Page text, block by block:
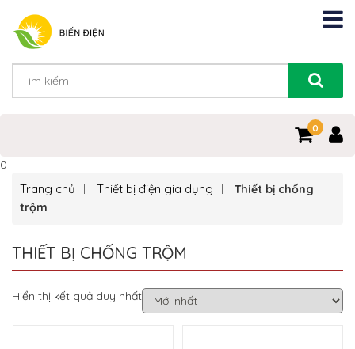
0
0
Trang chủ Thiết bị điện gia dụng
Thiết bị chống
trộm
THIẾT BỊ CHỐNG TRỘM
Hiển thị kết quả duy nhất